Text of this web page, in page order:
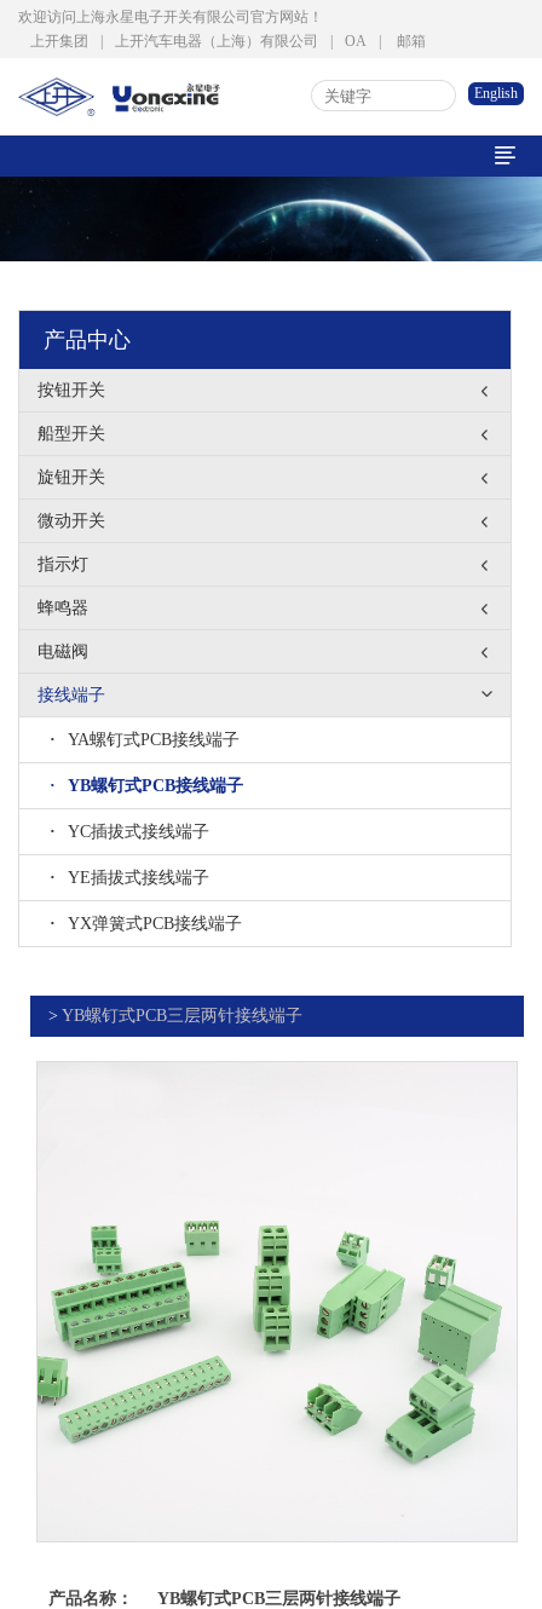
欢迎访问上海永星电子开关有限公司官方网站！
上开集团
上开汽车电器（上海）有限公司 OA 邮箱
English

产品中心
按钮开关
船型开关
旋钮开关
微动开关
指示灯
蜂鸣器
电磁阀
接线端子
· YA螺钉式PCB接线端子
· YB螺钉式PCB接线端子
· YC插拔式接线端子
· YE插拔式接线端子
· YX弹簧式PCB接线端子
> YB螺钉式PCB三层两针接线端子
产品名称： YB螺钉式PCB三层两针接线端子